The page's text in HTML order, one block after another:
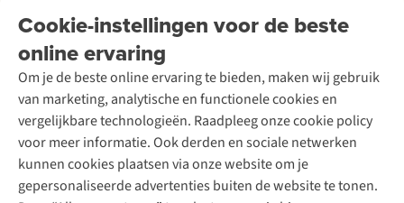
Cookie-instellingen voor de beste
online ervaring
Om je de beste online ervaring te bieden, maken wij gebruik
van marketing, analytische en functionele cookies en
vergelijkbare technologieën. Raadpleeg onze cookie policy
voor meer informatie. Ook derden en sociale netwerken
kunnen cookies plaatsen via onze website om je
gepersonaliseerde advertenties buiten de website te tonen.
Garantie
Contact
Onze winkels
Over A.S.Adventure
Toegankelijkheidsverklaring
Ski-onderhoud
Wasservice
Schoenonderhoud
Schoenherstelling
Kledingherstelling
Retouches
Voor bedrijven
A.S.Magazine
Podcast
Explore Academy
Explore Camp
Gear Check
Inspiratie & advies
Meld je aan voor de nieuwsbrief
Follow us